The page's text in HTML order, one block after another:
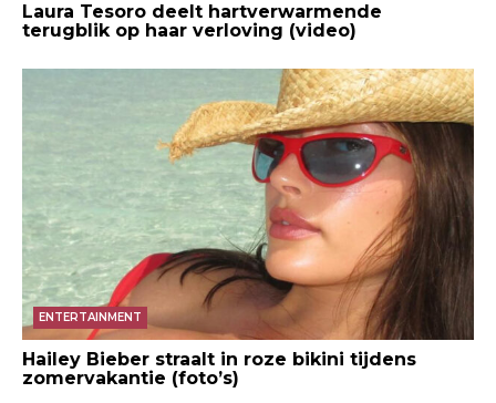
Laura Tesoro deelt hartverwarmende
terugblik op haar verloving (video)
ENTERTAINMENT
Hailey Bieber straalt in roze bikini tijdens
zomervakantie (foto’s)